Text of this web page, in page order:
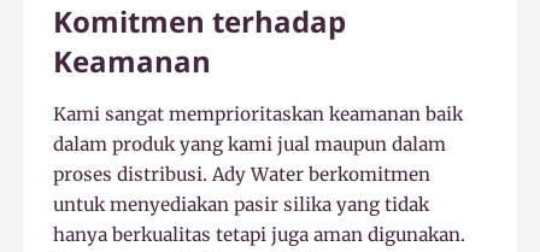
Komitmen terhadap
Keamanan
Kami sangat memprioritaskan keamanan baik
dalam produk yang kami jual maupun dalam
proses distribusi. Ady Water berkomitmen
untuk menyediakan pasir silika yang tidak
hanya berkualitas tetapi juga aman digunakan.